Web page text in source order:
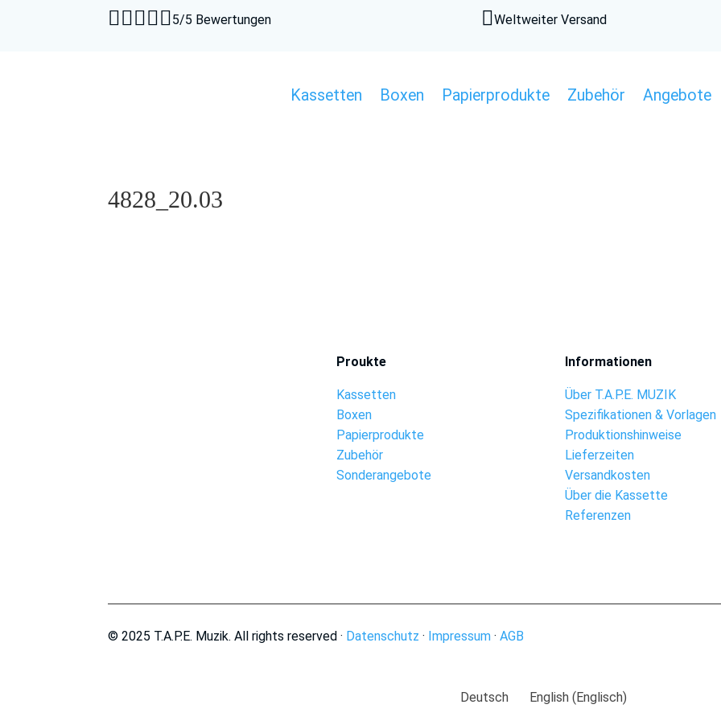
5/5 Bewertungen Weltweiter Versand
Kassetten Boxen Papierprodukte Zubehör Angebote
4828_20.03
Proukte
Kassetten
Boxen
Papierprodukte
Zubehör
Sonderangebote
Informationen
Über T.A.P.E. MUZIK
Spezifikationen & Vorlagen
Produktionshinweise
Lieferzeiten
Versandkosten
Über die Kassette
Referenzen
© 2025 T.A.P.E. Muzik. All rights reserved · Datenschutz · Impressum ·AGB
Deutsch English(Englisch)